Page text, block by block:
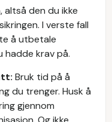
altså den du ikke
I verste fall
å utbetale
krav på.
Bruk tid på å
du trenger. Husk å
gjennom